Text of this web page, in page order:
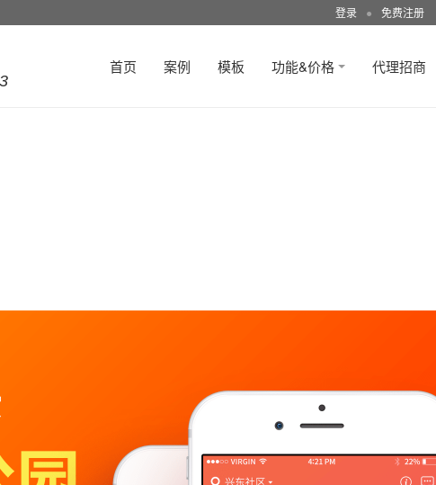
登录 ● 免费注册
首页 案例 模板 功能&价格 代理招商